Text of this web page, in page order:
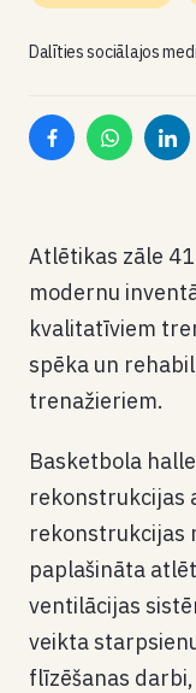
Dalīties sociālajos
Atlētikas zāle
modernu
kvalitatīviem
spēka un
trenažieriem.
Basketbola
rekonstrukcijas
rekonstrukcijas
paplašināta
ventilācijas
veikta
flīzēšanas